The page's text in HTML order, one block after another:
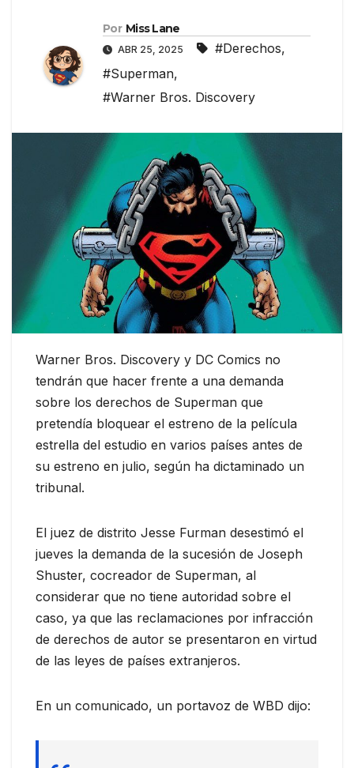
Por Miss Lane
ABR 25, 2025 #Derechos,
#Superman,
#Warner Bros. Discovery
Warner Bros. Discovery y DC Comics no
tendrán que hacer frente a una demanda
sobre los derechos de Superman que
pretendía bloquear el estreno de la película
estrella del estudio en varios países antes de
su estreno en julio, según ha dictaminado un
tribunal.
El juez de distrito Jesse Furman desestimó el
jueves la demanda de la sucesión de Joseph
Shuster, cocreador de Superman, al
considerar que no tiene autoridad sobre el
caso, ya que las reclamaciones por infracción
de derechos de autor se presentaron en virtud
de las leyes de países extranjeros.
En un comunicado, un portavoz de WBD dijo: